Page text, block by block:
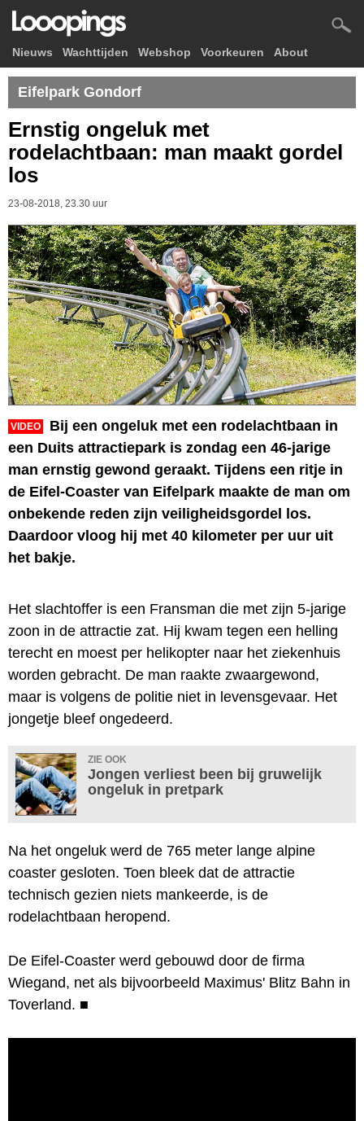
Nieuws Wachttijden Webshop Voorkeuren About
Eifelpark Gondorf
Ernstig ongeluk met
rodelachtbaan: man maakt gordel
los
23-08-2018, 23.30 uur
VIDEO
Bij een ongeluk met een rodelachtbaan in
een Duits attractiepark is zondag een 46-jarige
man ernstig gewond geraakt. Tijdens een ritje in
de Eifel-Coaster van Eifelpark maakte de man om
onbekende reden zijn veiligheidsgordel los.
Daardoor vloog hij met 40 kilometer per uur uit
het bakje.
Het slachtoffer is een Fransman die met zijn 5-jarige
zoon in de attractie zat. Hij kwam tegen een helling
terecht en moest per helikopter naar het ziekenhuis
worden gebracht. De man raakte zwaargewond,
maar is volgens de politie niet in levensgevaar. Het
jongetje bleef ongedeerd.
ZIE OOK
Jongen verliest been bij gruwelijk
ongeluk in pretpark
Na het ongeluk werd de 765 meter lange alpine
coaster gesloten. Toen bleek dat de attractie
technisch gezien niets mankeerde, is de
rodelachtbaan heropend.
De Eifel-Coaster werd gebouwd door de firma
Wiegand, net als bijvoorbeeld Maximus' Blitz Bahn in
Toverland. ■